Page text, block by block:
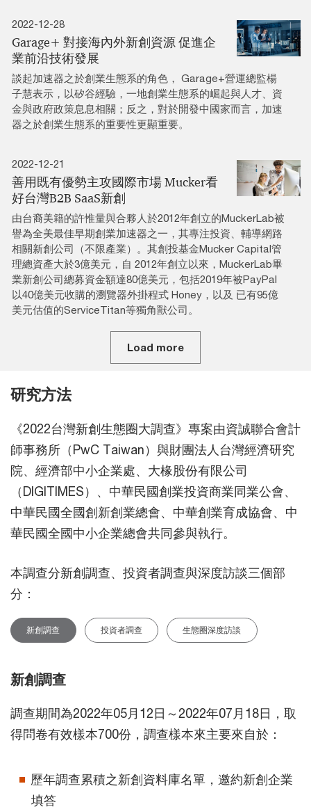
2022-12-28
Garage+ 對接海內外新創資源 促進企
業前沿技術發展
談起加速器之於創業生態系的角色， Garage+營運總監楊
子慧表示，以矽谷經驗，一地創業生態系的崛起與人才、資
金與政府政策息息相關；反之，對於開發中國家而言，加速
器之於創業生態系的重要性更顯重要。
2022-12-21
善用既有優勢主攻國際市場 Mucker看
好台灣B2B SaaS新創
由台裔美籍的許惟量與合夥人於2012年創立的MuckerLab被
譽為全美最佳早期創業加速器之一，其專注投資、輔導網路
相關新創公司（不限產業）。其創投基金Mucker Capital管
理總資產大於3億美元，自 2012年創立以來，MuckerLab畢
業新創公司總募資金額達80億美元，包括2019年被PayPal
以40億美元收購的瀏覽器外掛程式 Honey，以及 已有95億
美元估值的ServiceTitan等獨角獸公司。
Load more
研究方法
《2022台灣新創生態圈大調查》專案由資誠聯合會計
師事務所（PwC Taiwan）與財團法人台灣經濟研究
院、經濟部中小企業處、大椽股份有限公司
（DIGITIMES）、中華民國創業投資商業同業公會、
中華民國全國創新創業總會、中華創業育成協會、中
華民國全國中小企業總會共同參與執行。
本調查分新創調查、投資者調查與深度訪談三個部
分：
新創調查 投資者調查 生態圈深度訪談
新創調查
調查期間為2022年05月12日～2022年07月18日，取
得問卷有效樣本700份，調查樣本來主要來自於：
歷年調查累積之新創資料庫名單，邀約新創企業
填答